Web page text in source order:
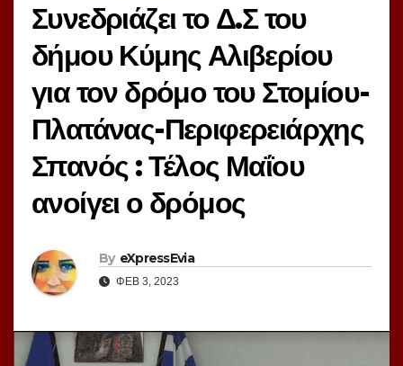
Συνεδριάζει το Δ.Σ του
δήμου Κύμης Αλιβερίου
για τον δρόμο του Στομίου-
Πλατάνας-Περιφερειάρχης
Σπανός : Τέλος Μαΐου
ανοίγει ο δρόμος
By eXpressEvia
ΦΕΒ 3, 2023